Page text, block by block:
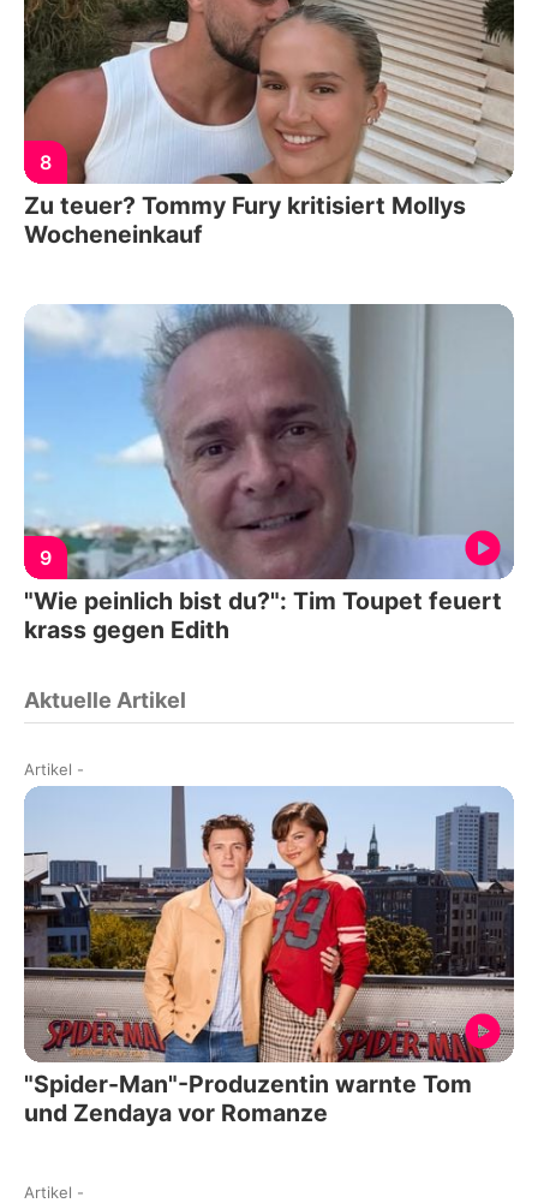
8
Zu teuer? Tommy Fury kritisiert Mollys
Wocheneinkauf
9
"Wie peinlich bist du?": Tim Toupet feuert
krass gegen Edith
Aktuelle Artikel
Artikel -
"Spider-Man"-Produzentin warnte Tom
und Zendaya vor Romanze
Artikel -